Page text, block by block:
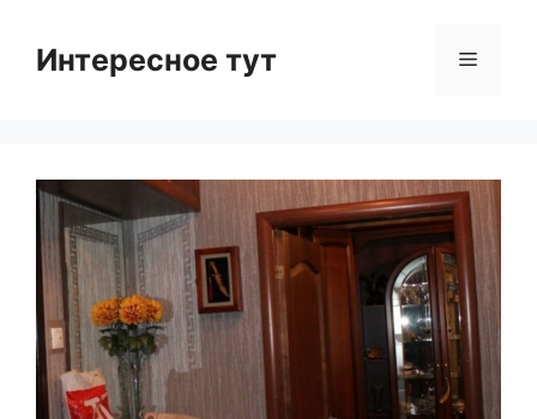
contentИнтересное тут Menu